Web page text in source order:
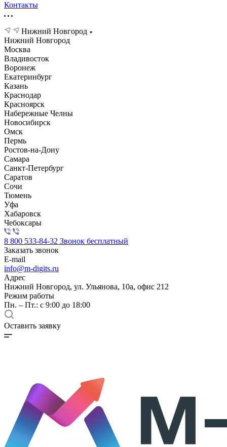
Контакты
Нижний Новгород
Нижний Новгород
Москва
Владивосток
Воронеж
Екатеринбург
Казань
Краснодар
Красноярск
Набережные Челны
Новосибирск
Омск
Пермь
Ростов-на-Дону
Самара
Санкт-Петербург
Саратов
Сочи
Тюмень
Уфа
Хабаровск
Чебоксары
8 800 533-84-32 Звонок бесплатный
Заказать звонок
E-mail
info@m-digits.ru
Адрес
Нижний Новгород, ул. Ульянова, 10а, офис 212
Режим работы
Пн. – Пт.: с 9:00 до 18:00
Оставить заявку